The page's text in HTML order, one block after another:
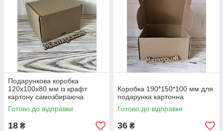
Подарункова коробка
120x100x80 мм із крафт
картону самозбираюча
Готово до відправки
18 ₴
Коробка 190*150*100 мм для
подарунка картонна
Готово до відправки
36 ₴